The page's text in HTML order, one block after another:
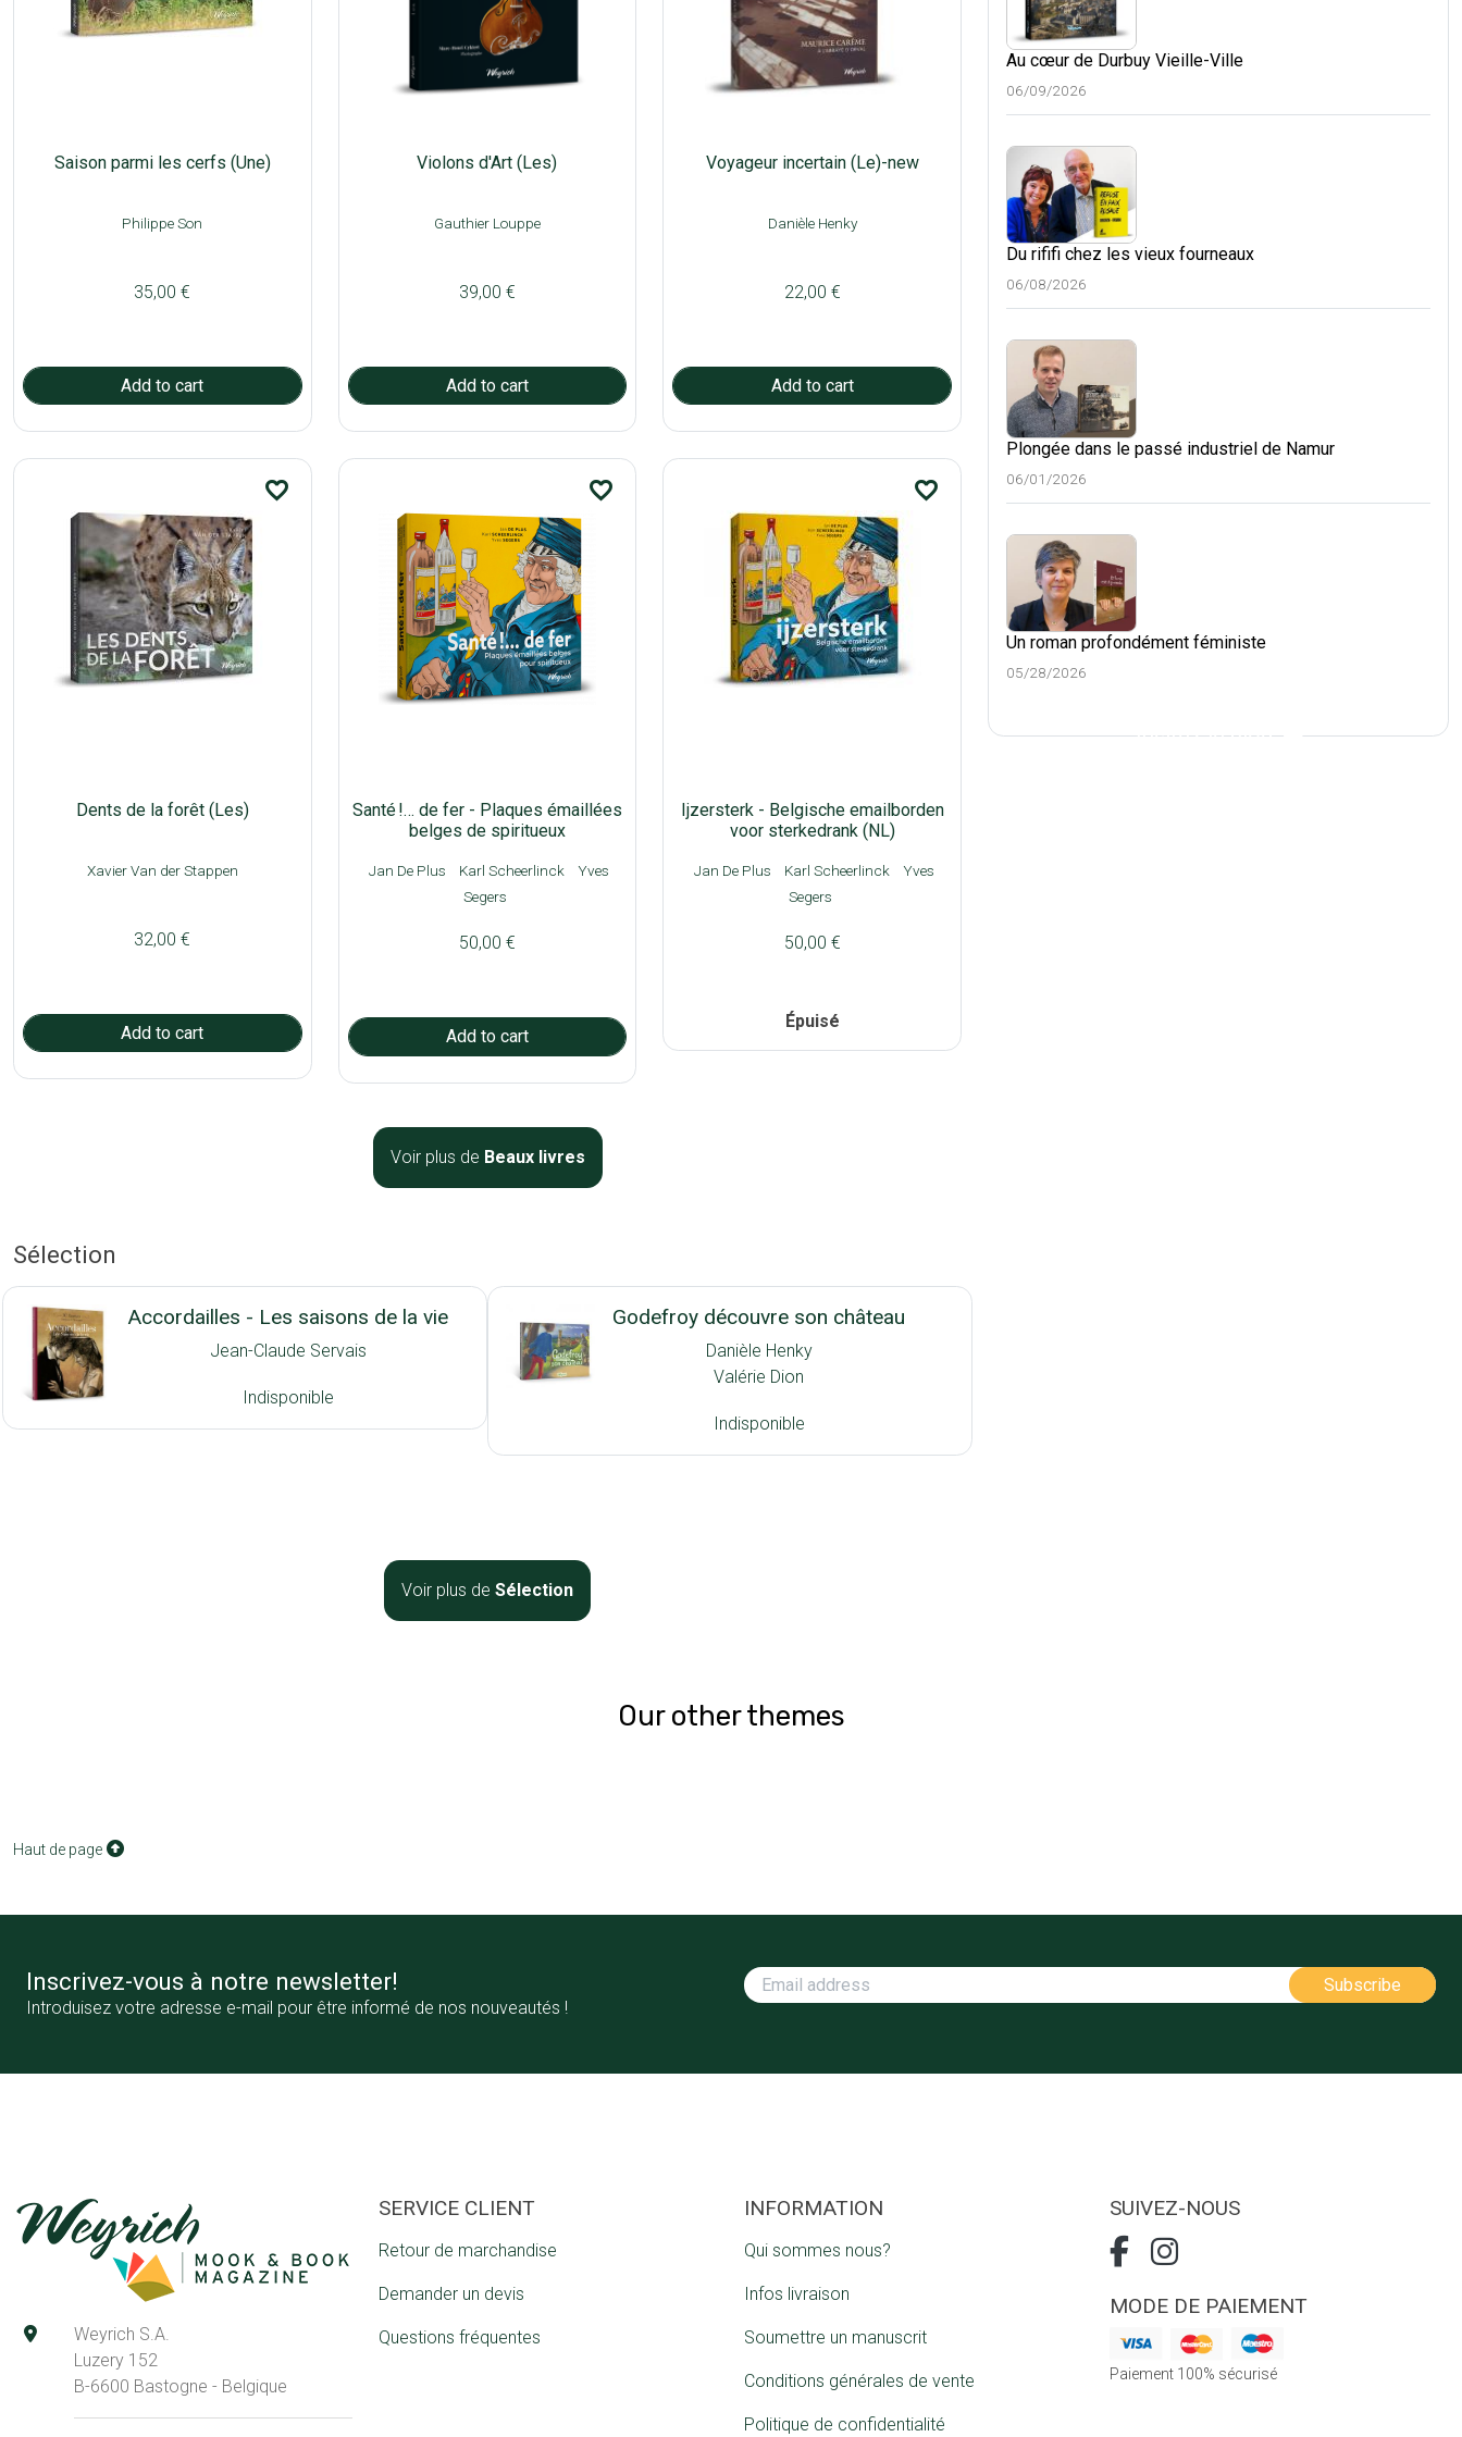
Saison parmi les cerfs (Une)
Philippe Son
35,00 €
Violons d'Art (Les)
Gauthier Louppe
39,00 €
Voyageur incertain (Le)-new
Danièle Henky
22,00 €
favorite_border
Dents de la forêt (Les)
Xavier Van der Stappen
32,00 €
favorite_border
Santé !… de fer - Plaques émaillées
belges de spiritueux
Jan De Plus Karl Scheerlinck
Yves
Segers
50,00 €
favorite_border
Ijzersterk - Belgische emailborden
voor sterkedrank (NL)
Jan De Plus Karl Scheerlinck
Yves
Segers
50,00 €
Épuisé
Voir plus de Beaux livres
Sélection
Accordailles - Les saisons de la vie
Jean-Claude Servais
Indisponible
Godefroy découvre son château
Danièle Henky
Valérie Dion
Indisponible
Voir plus de Sélection
Au cœur de Durbuy Vieille-Ville
06/09/2026
Du rififi chez les vieux fourneaux
06/08/2026
Plongée dans le passé industriel de Namur
06/01/2026
Un roman profondément féministe
05/28/2026
Visitez le blog
Our other themes
Haut de page
Inscrivez-vous à notre newsletter!
Introduisez votre adresse e-mail pour être informé de nos nouveautés !
Weyrich S.A.
Luzery 152
B-6600 Bastogne - Belgique
SERVICE CLIENT
Retour de marchandise
Demander un devis
Questions fréquentes
INFORMATION
Qui sommes nous?
Infos livraison
Soumettre un manuscrit
Conditions générales de vente
Politique de confidentialité
SUIVEZ-NOUS
MODE DE PAIEMENT
Paiement 100% sécurisé